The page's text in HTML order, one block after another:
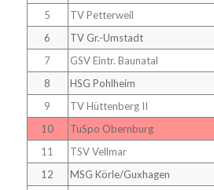
5
TV Petterweil
6
TV Gr.-Umstadt
7
GSV Eintr. Baunatal
8
HSG Pohlheim
9
TV Hüttenberg II
10
TuSpo Obernburg
11
TSV Vellmar
12
MSG Körle/Guxhagen